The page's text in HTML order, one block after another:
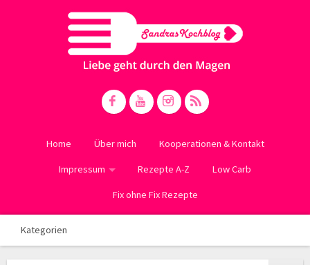
Home Über mich Kooperationen & Kontakt
Impressum Rezepte A-Z Low Carb
Fix ohne Fix Rezepte
Kategorien